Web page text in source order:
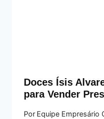
Doces Ísis
para Vender
Por Equipe Empresário